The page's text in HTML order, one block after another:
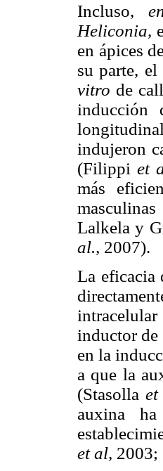
Incluso,
Heliconia,
en ápices
su parte,
vitro de
inducción
indujeron
(Filippi et
más
Lalkela y
al., 2007).
La eficacia
intracelular
inductor de
en la
a que la
(Stasolla et
auxina
et al, 2003;